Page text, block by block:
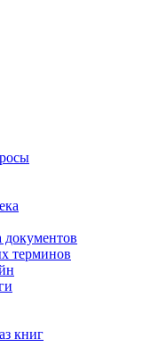
документов
терминов
книг